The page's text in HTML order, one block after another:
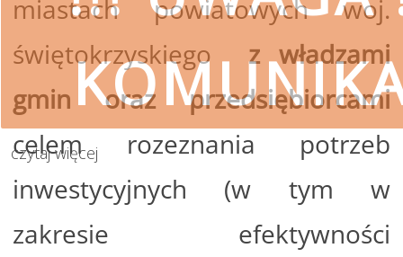
czytaj więcej
Wojewódzki Fundusz Ochrony
miastach powiatowych woj.
świętokrzyskiegoz władzami
gmin oraz przedsiębiorcami
celem rozeznania potrzeb
inwestycyjnych (w tym w
zakresie efektywności